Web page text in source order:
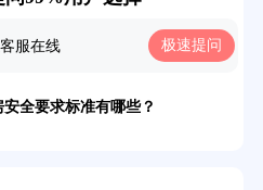
服在线 极速提问
温试验箱待机温度多少？
安全要求标准有哪些？